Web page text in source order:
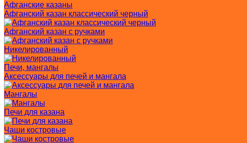
Афганские казаны
Афганский казан классический черный
Афганский казан с ручками
Никелированный
Печи, мангалы
Аксессуары для печей и мангала
Мангалы
Печи для казана
Чаши костровые